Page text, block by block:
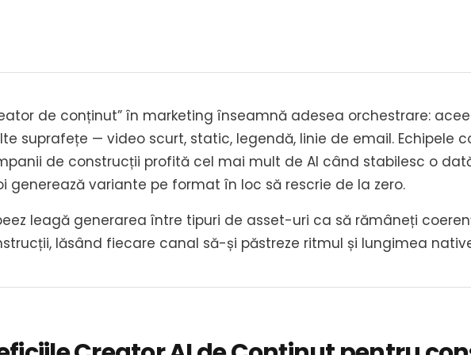
de conținut” în marketing înseamnă adesea orchestrare:
suprafețe — video scurt, static, legendă, linie de email. Echipele
de construcții profită cel mai mult de AI când stabilesc o
generează variante pe format în loc să rescrie de la zero.
leagă generarea între tipuri de asset-uri ca să rămâneți
lăsând fiecare canal să-și păstreze ritmul și lungimea